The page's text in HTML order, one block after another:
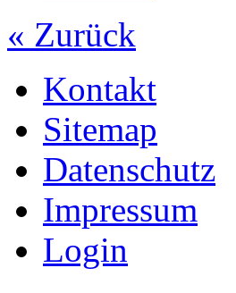
« Zurück
Kontakt
Sitemap
Datenschutz
Impressum
Login